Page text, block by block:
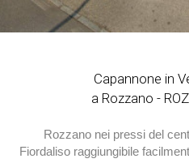
Capannone in
a Rozzano -
Rozzano nei pressi del
Fiordaliso raggiungibile